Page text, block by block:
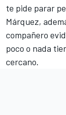
te pide parar
Márquez,
compañero
poco o nada
cercano.